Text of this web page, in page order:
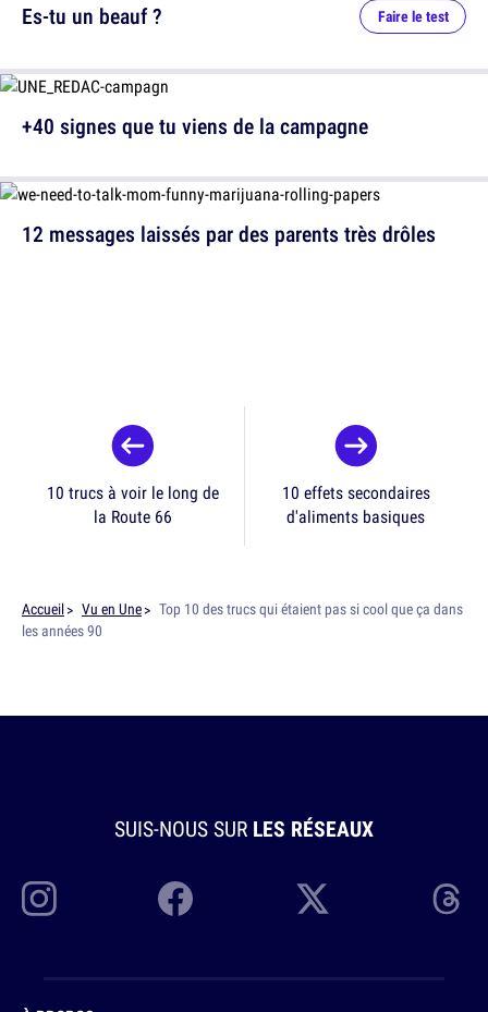
12 messages laissés par des parents très drôles
Es-tu un beauf ? Faire le test
+40 signes que tu viens de la campagne
10 trucs à voir le long de
la Route 66
10 effets secondaires
d'aliments basiques
Accueil Vu en Une
Top 10 des trucs qui étaient pas si cool que ça dans
les années 90
SUIS-NOUS SUR LES RÉSEAUX